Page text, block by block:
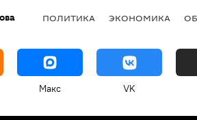
ПОЛИТИКА ЭКОНОМИКА
Макс VK